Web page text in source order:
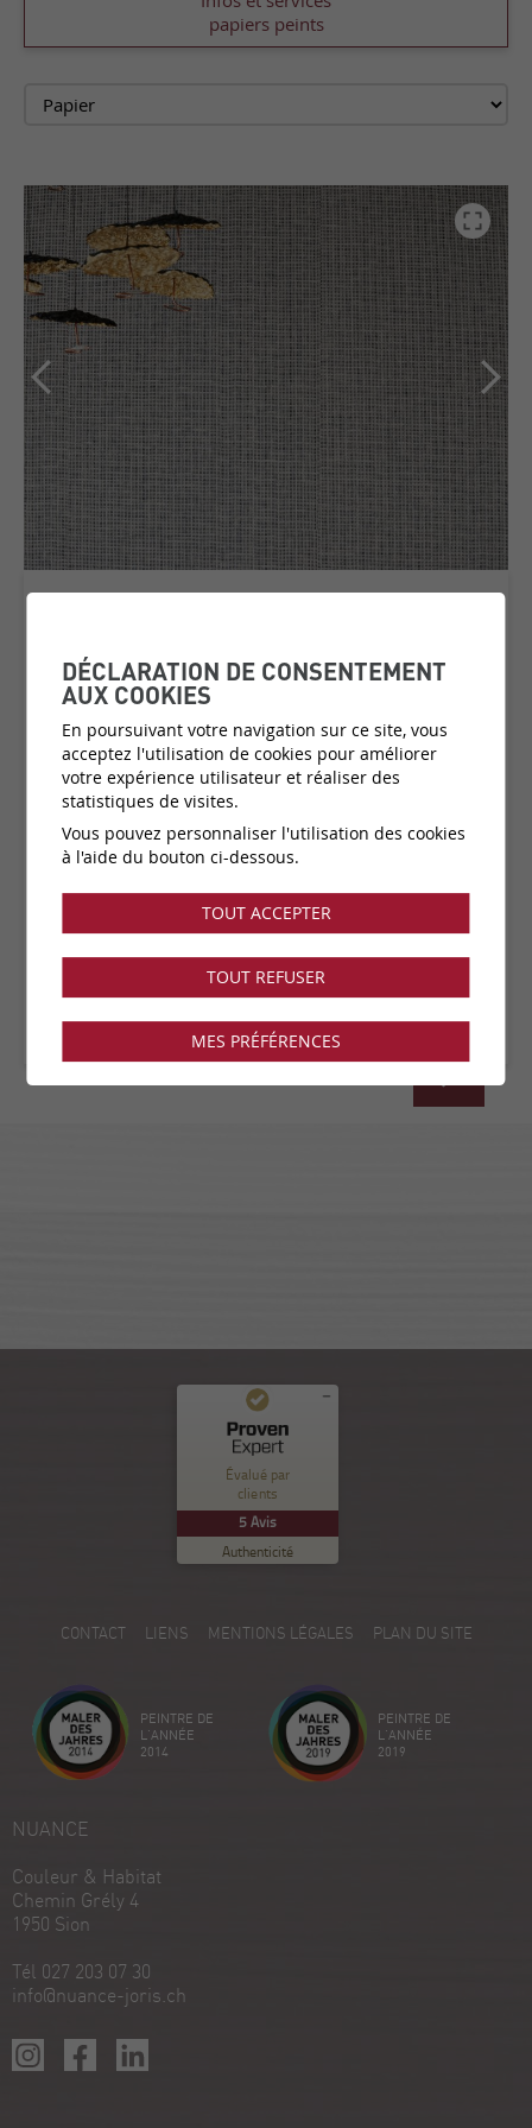
papiers peints
COLLECTION:ICONS
Matière:Revêtement mural naturel sur intissé
Catégorie de prix: C3
Couleurs:
5 disponibles
Fabricant: Arte
Collection disponible dans notre showroom !
Évalué par
clients
5Avis
Authenticité
Commentaires et expériences des clients pour
Nuance Sion
100
%
Recommandé sur
ProvenExpert.com
EXCELLENT
5.00
/
5
Créez votre propre sceau maintenant
18/12/2025
Voir le profil
CONTACT LIENS MENTIONS LÉGALES PLAN DU SITE
PEINTRE DE
L'ANNÉE
2014
PEINTRE DE
L'ANNÉE
2019
NUANCE
Couleur & Habitat
Chemin Grély 4
1950 Sion
Tél 027 203 07 30
info@nuance-joris.ch
DÉCLARATION DE CONSENTEMENT
AUX COOKIES
En poursuivant votre navigation sur ce site, vous
acceptez l'utilisation de cookies pour améliorer
votre expérience utilisateur et réaliser des
statistiques de visites.
Vous pouvez personnaliser l'utilisation des cookies
à l'aide du bouton ci-dessous.
TOUT ACCEPTER
TOUT REFUSER
MES PRÉFÉRENCES